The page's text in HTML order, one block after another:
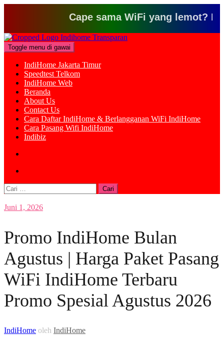
Cape sama WiFi yang lemot? Klik
Loncat
ke
konten
Toggle menu di gawai
IndiHome Jakarta Timur
Speedtest Telkom
IndiHome Web
Beranda
About Us
Contact Us
Cara Daftar IndiHome & Berlangganan WiFi IndiHome
Cara Pasang Wifi IndiHome
Indibiz
Cari
untuk:
Juni 1, 2026
Promo IndiHome Bulan
Agustus | Harga Paket Pasang
WiFi IndiHome Terbaru
Promo Spesial Agustus 2026
IndiHome oleh IndiHome